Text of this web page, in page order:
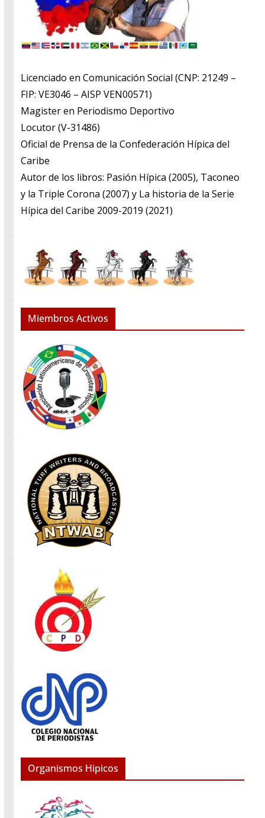
Licenciado en Comunicación Social (CNP: 21249 –
FIP: VE3046 – AISP VEN00571)
​Magister en Periodismo Deportivo
​Locutor (V-31486)
​Oficial de Prensa de la Confederación Hípica del
Caribe
​Autor de los libros: Pasión Hípica (2005), Taconeo
y la Triple Corona (2007) y La historia de la Serie
Hípica del Caribe 2009-2019 (2021)
Miembros Activos
Organismos Hipicos